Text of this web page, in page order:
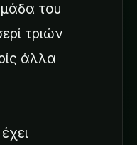
του
τριών
άλλα